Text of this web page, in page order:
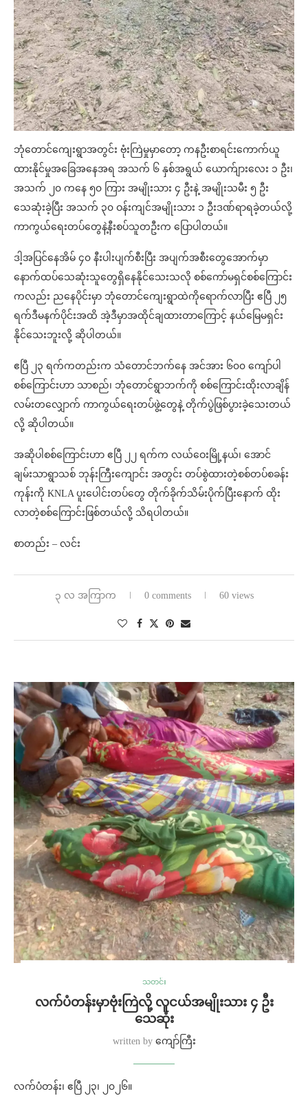
ဘုံတောင်ကျေးရွာအတွင်း ဗုံးကြဲမှုမှာတော့ ကနဦးစာရင်းကောက်ယူ
ထားနိုင်မှုအခြေအနေအရ အသက် ၆ နှစ်အရွယ် ယောက်ျားလေး ၁ ဦး၊
အသက် ၂၀ ကနေ ၅၀ ကြား အမျိုးသား ၄ ဦးနဲ့ အမျိုးသမီး ၅ ဦး
သေဆုံးခဲ့ပြီး အသက် ၃၀ ဝန်းကျင်အမျိုးသား ၁ ဦးဒဏ်ရာရခဲ့တယ်လို့
ကာကွယ်ရေးတပ်တွေနဲ့နီးစပ်သူတဦးက ပြောပါတယ်။
ဒါ့အပြင်နေအိမ် ၄၀ နီးပါးပျက်စီးပြီး အပျက်အစီးတွေအောက်မှာ
နောက်ထပ်သေဆုံးသူတွေရှိနေနိုင်သေးသလို စစ်ကော်မရှင်စစ်ကြောင်း
ကလည်း ညနေပိုင်းမှာ ဘုံတောင်ကျေးရွာထဲကိုရောက်လာပြီး ဧပြီ ၂၅
ရက်ဒီမနက်ပိုင်းအထိ အဲ့ဒီမှာအထိုင်ချထားတာကြောင့် နယ်မြေမရှင်း
နိုင်သေးဘူးလို့ ဆိုပါတယ်။
ဧပြီ ၂၃ ရက်ကတည်းက သံတောင်ဘက်နေ အင်အား ၆၀၀ ကျော်ပါ
စစ်ကြောင်းဟာ သာစည်၊ ဘုံတောင်ရွာဘက်ကို စစ်ကြောင်းထိုးလာချိန်
လမ်းတလျှောက် ကာကွယ်ရေးတပ်ဖွဲ့တွေနဲ့ တိုက်ပွဲဖြစ်ပွားခဲ့သေးတယ်
လို့ ဆိုပါတယ်။
အဆိုပါစစ်ကြောင်းဟာ ဧပြီ ၂၂ ရက်က လယ်ဝေးမြို့နယ်၊ အောင်
ချမ်းသာရွာသစ် ဘုန်းကြီးကျောင်း အတွင်း တပ်စွဲထားတဲ့စစ်တပ်စခန်း
ကုန်းကို KNLA ပူးပေါင်းတပ်တွေ တိုက်ခိုက်သိမ်းပိုက်ပြီးနောက် ထိုး
လာတဲ့စစ်ကြောင်းဖြစ်တယ်လို့ သိရပါတယ်။
စာတည်း – လင်း
၃ လ အကြာက 0 comments 60 views
သတင်း
လက်ပံတန်းမှာဗုံးကြဲလို့ လူငယ်အမျိုးသား ၄ ဦး
သေဆုံး
written by ကျော်ကြီး
လက်ပံတန်း၊ ဧပြီ ၂၃၊ ၂၀၂၆။